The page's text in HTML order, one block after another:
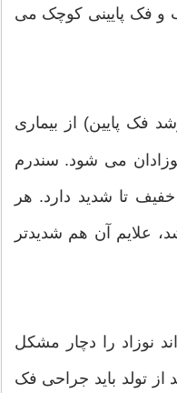
و فک پایینی کوچک می
فک پایین) از بیماری
می شود. سندرم
تا شدید دارد. هر
علایم آن هم شدیدتر
نوزاد را دچار مشکل
تولد باید جراحی فک